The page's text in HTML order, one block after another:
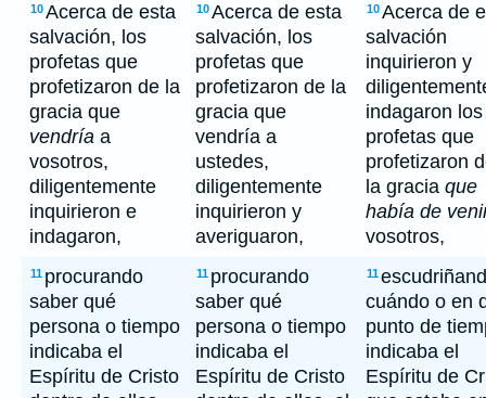
10Acerca de esta
salvación, los
profetas que
profetizaron de la
gracia que
vendría a
vosotros,
diligentemente
inquirieron e
indagaron,
10Acerca de esta
salvación, los
profetas que
profetizaron de la
gracia que
vendría a
ustedes,
diligentemente
inquirieron y
averiguaron,
10Acerca de
salvación
inquirieron y
indagaron los
profetas que
profetizaron
la gracia que
había de
vosotros,
11 procurando
saber qué
persona o tiempo
indicaba el
Espíritu de Cristo
11 procurando
saber qué
persona o tiempo
indicaba el
Espíritu de Cristo
11
cuándo o en
punto de
indicaba el
Espíritu de